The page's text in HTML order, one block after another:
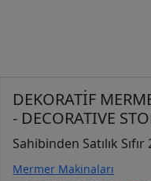
DEKORATİF
- DECORATIVE
Sahibinden Satılık
Mermer Makinaları